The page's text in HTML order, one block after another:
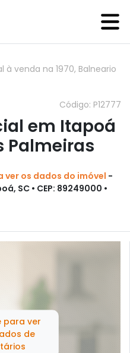
venda na 1970, Balneario
Código: P12777
em Itapoá
Palmeiras
os dados do imóvel -
SC • CEP: 89249000 •
para ver
de